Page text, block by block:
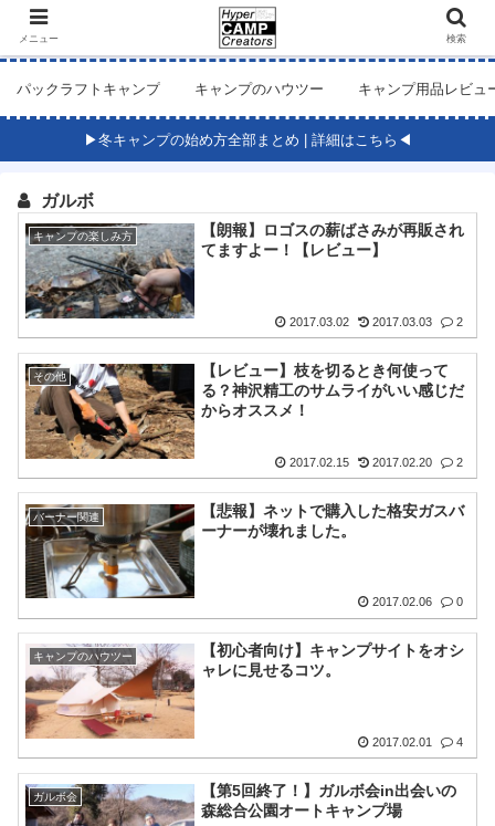
パックラフトキャンプ キャンプのハウツー キャンプ用品レビュ
▶冬キャンプの始め方全部まとめ | 詳細はこちら◀
ガルボ
キャンプの楽しみ方
【朗報】ロゴスの薪ばさみが再販され
てますよー！【レビュー】
2017.03.02 2017.03.03 2
その他
【レビュー】枝を切るとき何使って
る？神沢精工のサムライがいい感じだ
からオススメ！
2017.02.15 2017.02.20 2
バーナー関連
【悲報】ネットで購入した格安ガスバ
ーナーが壊れました。
2017.02.06 0
キャンプのハウツー
【初心者向け】キャンプサイトをオシ
ャレに見せるコツ。
2017.02.01 4
ガルボ会
【第5回終了！】ガルボ会in出会いの
森総合公園オートキャンプ場
メニュー 検索